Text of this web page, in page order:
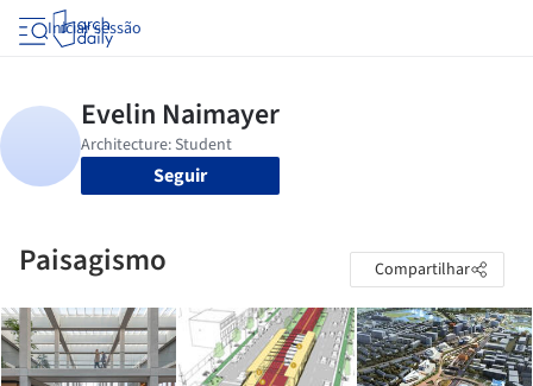
Iniciar sessão
Seguir
Paisagismo Compartilhar